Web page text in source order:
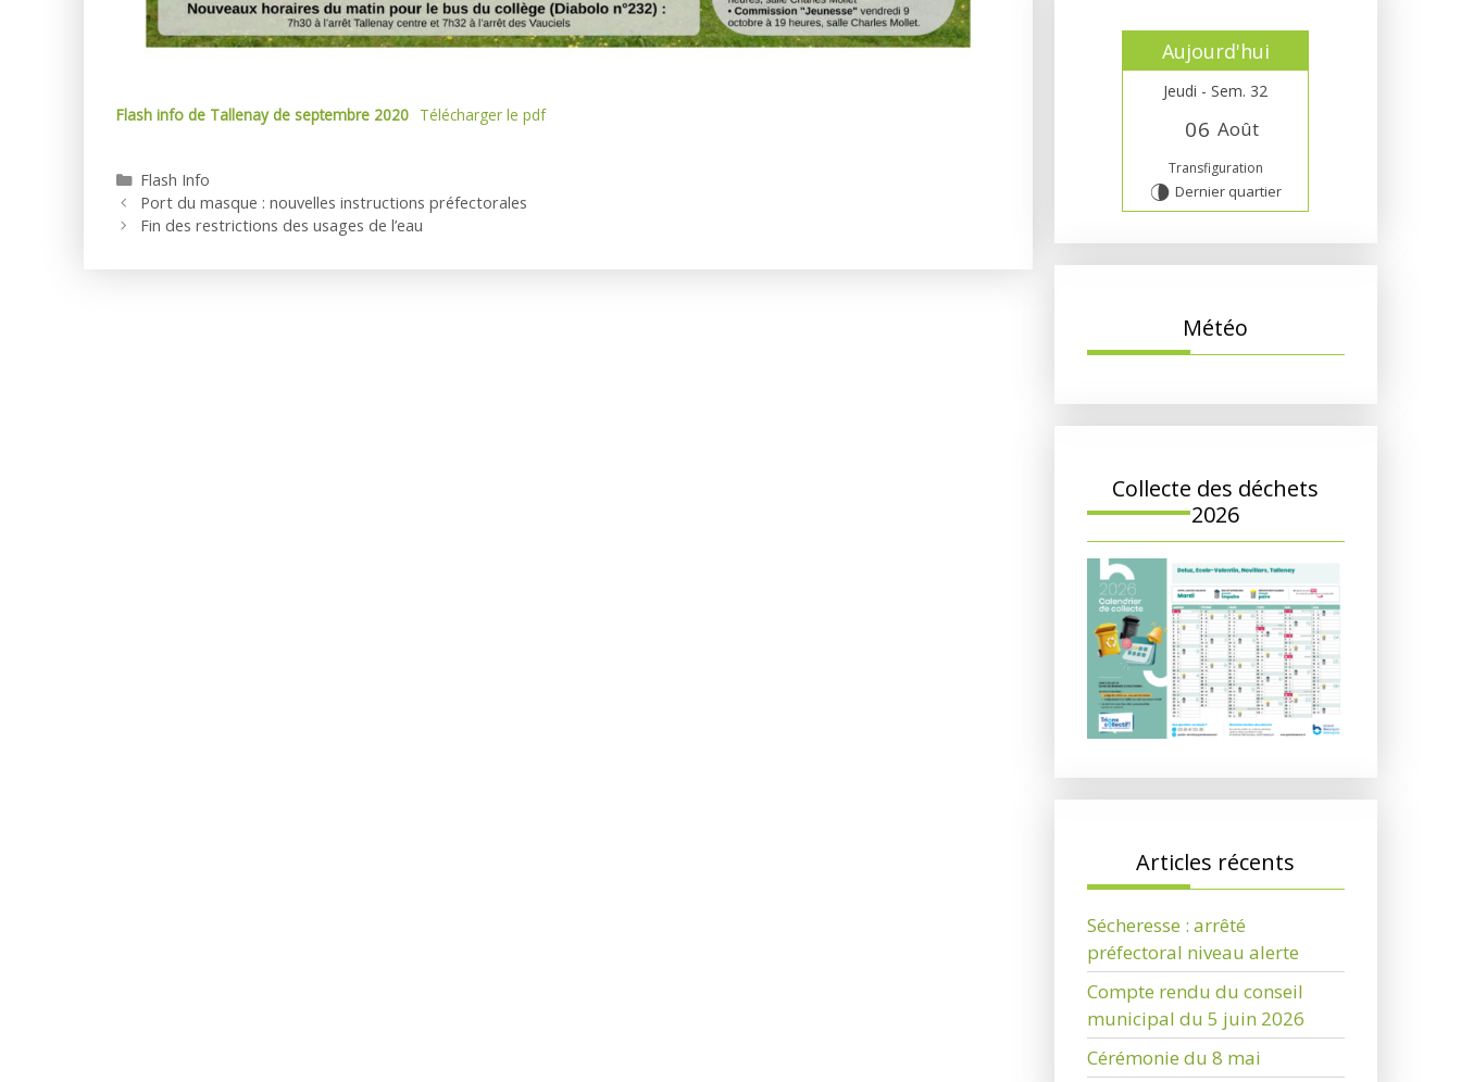
Flash info de Tallenay de septembre 2020 Télécharger le pdf
Catégories
Flash Info
Port du masque : nouvelles instructions préfectorales
Fin des restrictions des usages de l’eau
Aujourd'hui
Jeudi - Sem. 32
06 Août
Transfiguration
U Dernier quartier
Météo
Collecte des déchets
2026
Articles récents
Sécheresse : arrêté
préfectoral niveau alerte
Compte rendu du conseil
municipal du 5 juin 2026
Cérémonie du 8 mai